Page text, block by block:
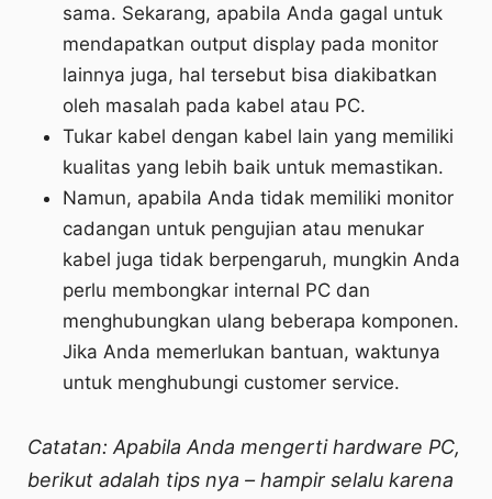
sama. Sekarang, apabila Anda gagal untuk
mendapatkan output display pada monitor
lainnya juga, hal tersebut bisa diakibatkan
oleh masalah pada kabel atau PC.
Tukar kabel dengan kabel lain yang memiliki
kualitas yang lebih baik untuk memastikan.
Namun, apabila Anda tidak memiliki monitor
cadangan untuk pengujian atau menukar
kabel juga tidak berpengaruh, mungkin Anda
perlu membongkar internal PC dan
menghubungkan ulang beberapa komponen.
Jika Anda memerlukan bantuan, waktunya
untuk menghubungi customer service.
Catatan: Apabila Anda mengerti hardware PC,
berikut adalah tips nya – hampir selalu karena